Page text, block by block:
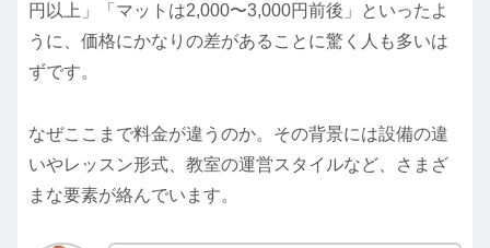
円以上」「マットは2,000〜3,000円前後」といったよ
うに、価格にかなりの差があることに驚く人も多いは
ずです。
なぜここまで料金が違うのか。その背景には設備の違
いやレッスン形式、教室の運営スタイルなど、さまざ
まな要素が絡んでいます。